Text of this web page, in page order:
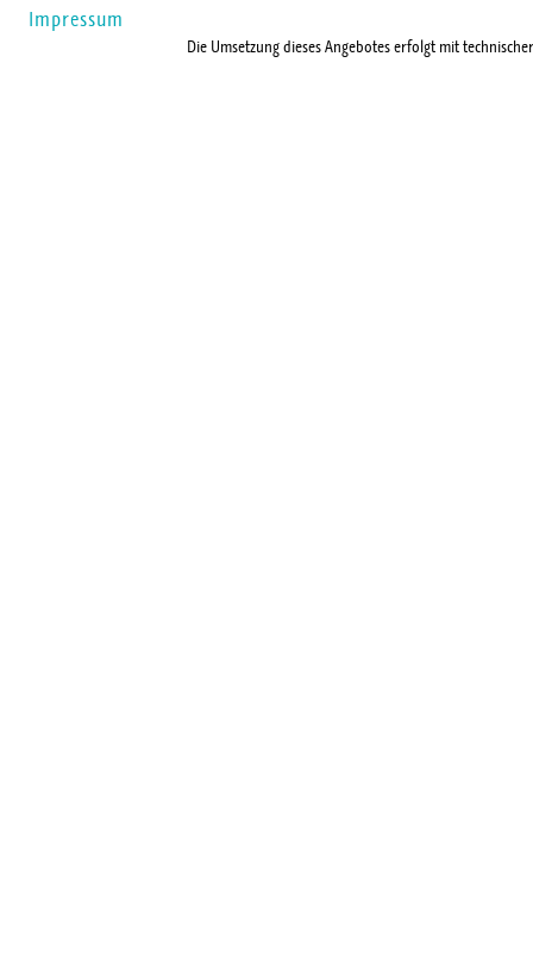
Impressum
Die Umsetzung dieses Angebotes erfolgt mit